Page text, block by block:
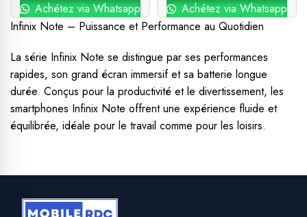
Achétez via Whatsapp
Achétez via Whatsapp
Infinix Note – Puissance et Performance au Quotidien
La série Infinix Note se distingue par ses performances
rapides, son grand écran immersif et sa batterie longue
durée. Conçus pour la productivité et le divertissement, les
smartphones Infinix Note offrent une expérience fluide et
équilibrée, idéale pour le travail comme pour les loisirs.